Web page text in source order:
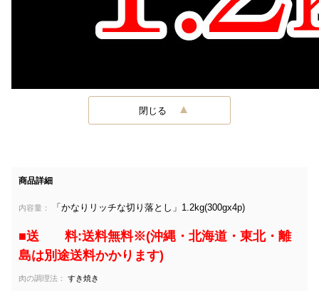
閉じる
商品詳細
内容量： 「かなりリッチな切り落とし」1.2kg(300gx4p)
■送 料:送料無料※(沖縄・北海道・東北・離
島は別途送料かかります)
肉の調理法： すき焼き